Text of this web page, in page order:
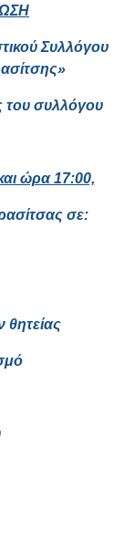
Συλλόγου
του συλλόγου
ώρα 17:00,
σε: